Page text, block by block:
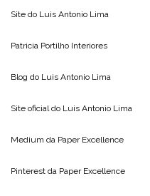
Site do Luis Antonio Lima
Patricia Portilho Interiores
Blog do Luis Antonio Lima
Site oficial do Luis Antonio Lima
Medium da Paper Excellence
Pinterest da Paper Excellence